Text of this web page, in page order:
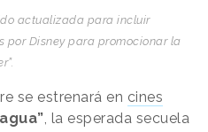
actualizada para incluir
Disney para promocionar la
se estrenará en cines
, la esperada secuela